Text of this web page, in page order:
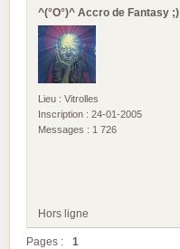
^(°O°)^ Accro de Fantasy ;)
Lieu : Vitrolles
Inscription : 24-01-2005
Messages : 1 726
Hors ligne
Pages : 1